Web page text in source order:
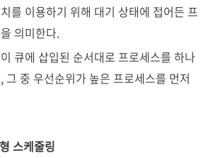
를 이용하기 위해 대기 상태에 접어든 프
의미한다.
큐에 삽입된 순서대로 프로세스를 하나
그 중 우선순위가 높은 프로세스를 먼저
스케줄링